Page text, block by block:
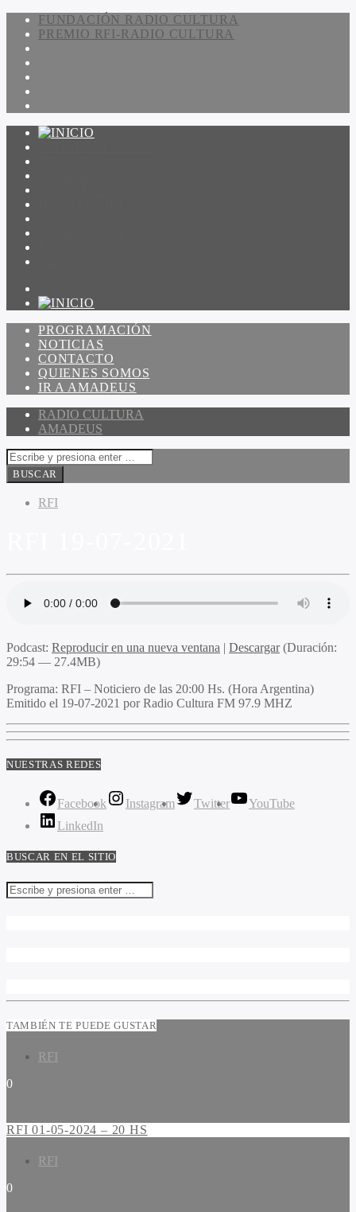
FUNDACIÓN RADIO CULTURA
PREMIO RFI-RADIO CULTURA
PROGRAMACIÓN
NOTICIAS
CONTACTO
QUIENES SOMOS
IR A AMADEUS
RADIO CULTURA
AMADEUS
RFI
Podcast: Reproducir en una nueva ventana | Descargar(Duración:
29:54 — 27.4MB)
Programa: RFI – Noticiero de las 20:00 Hs. (Hora Argentina)
Emitido el 19-07-2021 por Radio Cultura FM 97.9 MHZ
NUESTRAS REDES
Facebook Instagram Twitter
YouTube
LinkedIn
BUSCAR EN EL SITIO
TAMBIÉN TE PUEDE GUSTAR
RFI
0
RFI 01-05-2024 – 20 HS
RFI
0